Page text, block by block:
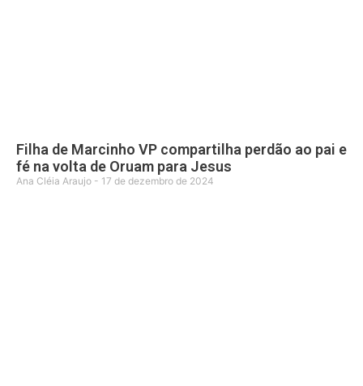
Filha de Marcinho VP compartilha perdão ao pai e
fé na volta de Oruam para Jesus
Ana Cléia Araujo 17 de dezembro de 2024